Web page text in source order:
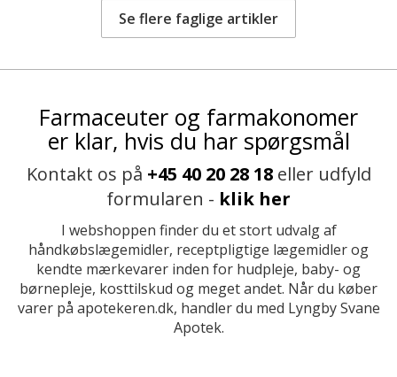
Se flere faglige artikler
Farmaceuter og farmakonomer
er klar, hvis du har spørgsmål
Kontakt os på +45 40 20 28 18eller udfyld
formularen - klik her
I webshoppen finder du et stort udvalg af
håndkøbslægemidler, receptpligtige lægemidler og
kendte mærkevarer inden for hudpleje, baby- og
børnepleje, kosttilskud og meget andet. Når du køber
varer på apotekeren.dk, handler du med Lyngby Svane
Apotek.